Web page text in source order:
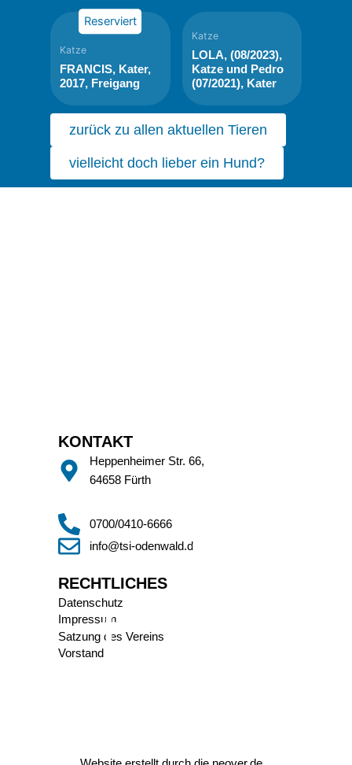
Reserviert
Katze
FRANCIS, Kater,
2017, Freigang
Katze
LOLA, (08/2023),
Katze und Pedro
(07/2021), Kater
zurück zu allen aktuellen Tieren
vielleicht doch lieber ein Hund?
KONTAKT
Heppenheimer Str. 66,
64658 Fürth
0700/0410-6666
info@tsi-odenwald.de
RECHTLICHES
Datenschutz
Impressum
Satzung des Vereins
Vorstand